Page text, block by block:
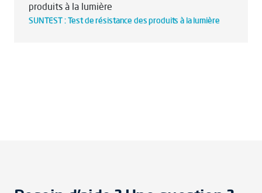
produits à la lumière
SUNTEST : Test de résistance des produits à la lumière